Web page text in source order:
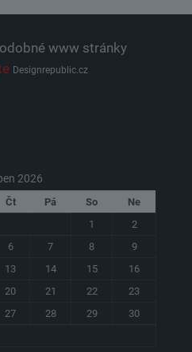
www stránky
Designrepublic.cz
2026
Čt Pá So
Ne
1
2
6 7 8
9
13 14 15
16
20 21 22
23
27 28 29
30